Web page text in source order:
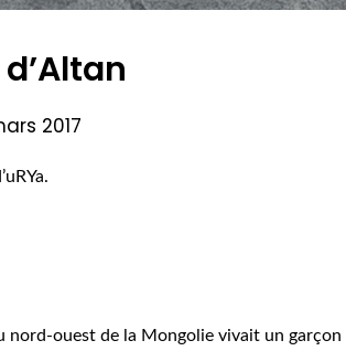
2017
nord-ouest de la Mongolie vivait un garçon